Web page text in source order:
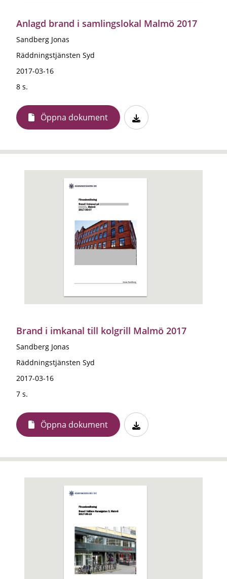
Anlagd brand i samlingslokal Malmö 2017
Sandberg Jonas
Räddningstjänsten Syd
2017-03-16
8 s.
Öppna dokument
Brand i imkanal till kolgrill Malmö 2017
Sandberg Jonas
Räddningstjänsten Syd
2017-03-16
7 s.
Öppna dokument